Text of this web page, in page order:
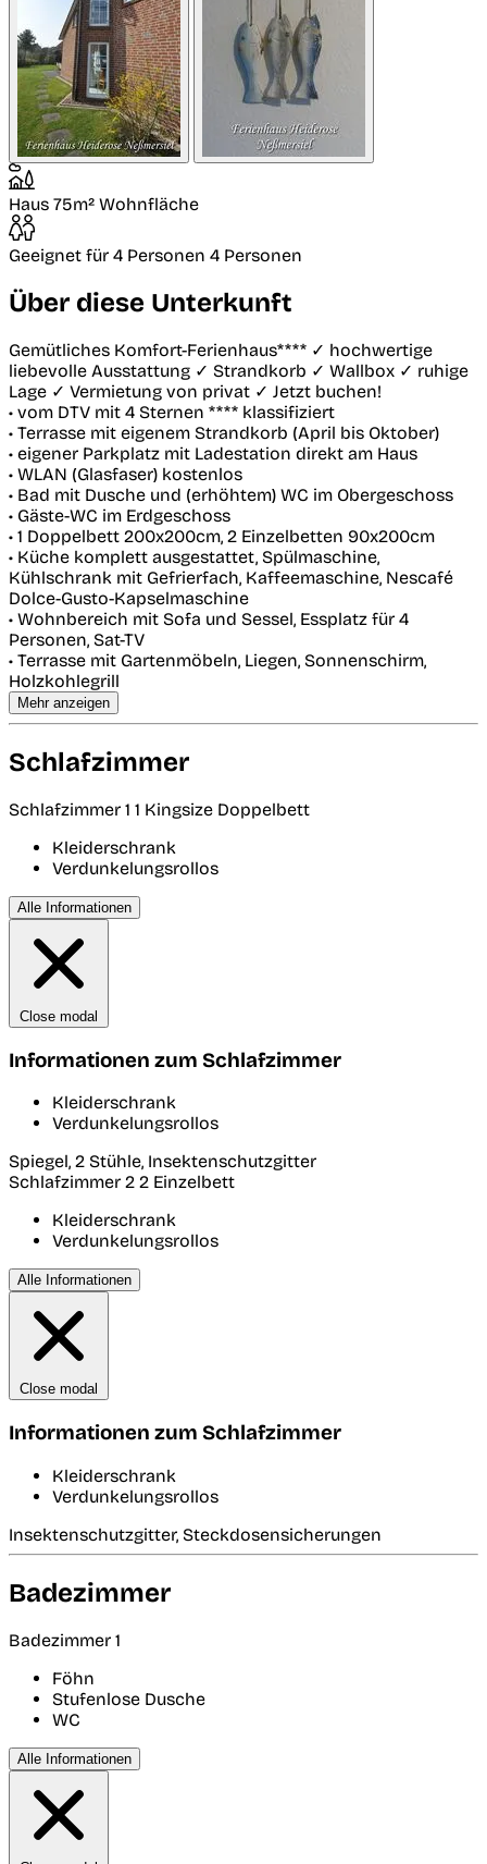
Haus 75m² Wohnfläche
Geeignet für 4 Personen 4 Personen
Über diese Unterkunft
Gemütliches Komfort-Ferienhaus**** ✓ hochwertige
liebevolle Ausstattung ✓ Strandkorb ✓ Wallbox ✓ ruhige
Lage ✓ Vermietung von privat ✓ Jetzt buchen!
• vom DTV mit 4 Sternen **** klassifiziert
• Terrasse mit eigenem Strandkorb (April bis Oktober)
• eigener Parkplatz mit Ladestation direkt am Haus
• WLAN (Glasfaser) kostenlos
• Bad mit Dusche und (erhöhtem) WC im Obergeschoss
• Gäste-WC im Erdgeschoss
• 1 Doppelbett 200x200cm, 2 Einzelbetten 90x200cm
• Küche komplett ausgestattet, Spülmaschine,
Kühlschrank mit Gefrierfach, Kaffeemaschine, Nescafé
Dolce-Gusto-Kapselmaschine
• Wohnbereich mit Sofa und Sessel, Essplatz für 4
Personen, Sat-TV
• Terrasse mit Gartenmöbeln, Liegen, Sonnenschirm,
Holzkohlegrill
Mehr anzeigen
Schlafzimmer
Schlafzimmer 1 1 Kingsize Doppelbett
Kleiderschrank
Verdunkelungsrollos
Alle Informationen
Close modal
Informationen zum Schlafzimmer
Kleiderschrank
Verdunkelungsrollos
Spiegel, 2 Stühle, Insektenschutzgitter
Schlafzimmer 2 2 Einzelbett
Kleiderschrank
Verdunkelungsrollos
Alle Informationen
Close modal
Informationen zum Schlafzimmer
Kleiderschrank
Verdunkelungsrollos
Insektenschutzgitter, Steckdosensicherungen
Badezimmer
Badezimmer 1
Föhn
Stufenlose Dusche
WC
Alle Informationen